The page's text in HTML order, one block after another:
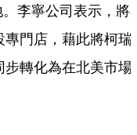
李寧公司表示，將
門店，藉此將柯瑞
轉化為在北美市場